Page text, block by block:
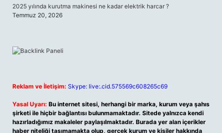
2025 yılında kurutma makinesi ne kadar elektrik harcar ?
Temmuz 20, 2026
Reklam ve İletişim: Skype: live:.cid.575569c608265c69
Yasal Uyarı: Bu internet sitesi, herhangi bir marka, kurum veya şahıs
şirketi ile hiçbir bağlantısı bulunmamaktadır. Sitede yalnızca kendi
hazırladığımız makaleler paylaşılmaktadır. Burada yer alan içerikler
haber niteliği taşımamakta olup, gerçek kurum ve kişiler hakkında